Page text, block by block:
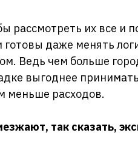
рассмотреть их все и
даже менять
Ведь чем больше
выгоднее
меньше расходов.
так сказать,